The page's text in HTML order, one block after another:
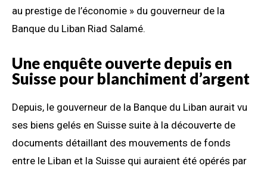
au prestige de l’économie » du gouverneur de la
Banque du Liban Riad Salamé.
Une enquête ouverte depuis en
Suisse pour blanchiment d’argent
Depuis, le gouverneur de la Banque du Liban aurait vu
ses biens gelés en Suisse suite à la découverte de
documents détaillant des mouvements de fonds
entre le Liban et la Suisse qui auraient été opérés par